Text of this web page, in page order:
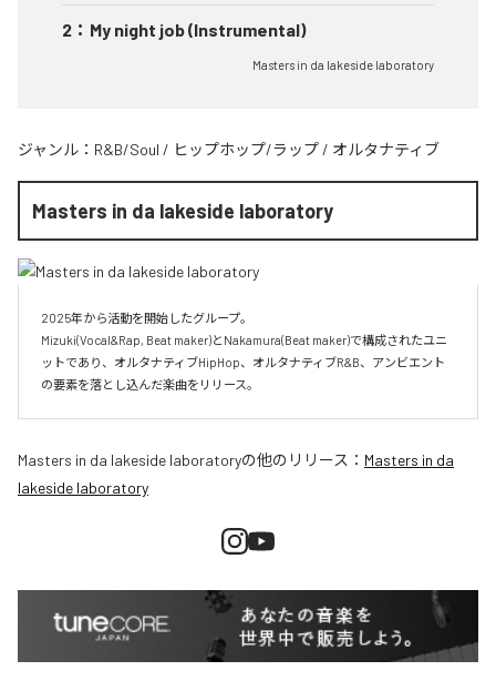
2 ： My night job (Instrumental)
Masters in da lakeside laboratory
ジャンル： R&B/Soul / ヒップホップ/ラップ / オルタナティブ
Masters in da lakeside laboratory
2025年から活動を開始したグループ。
Mizuki(Vocal&Rap, Beat maker)とNakamura(Beat maker)で構成されたユニ
ットであり、オルタナティブHipHop、オルタナティブR&B、アンビエント
Masters in da lakeside laboratoryの他のリリース： Masters in da
lakeside laboratory